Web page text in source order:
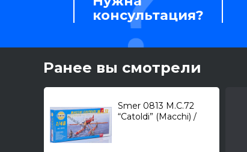
консультация?
Ранее вы смотрели
Smer 0813 M.C.72
“Catoldi” (Macchi) /